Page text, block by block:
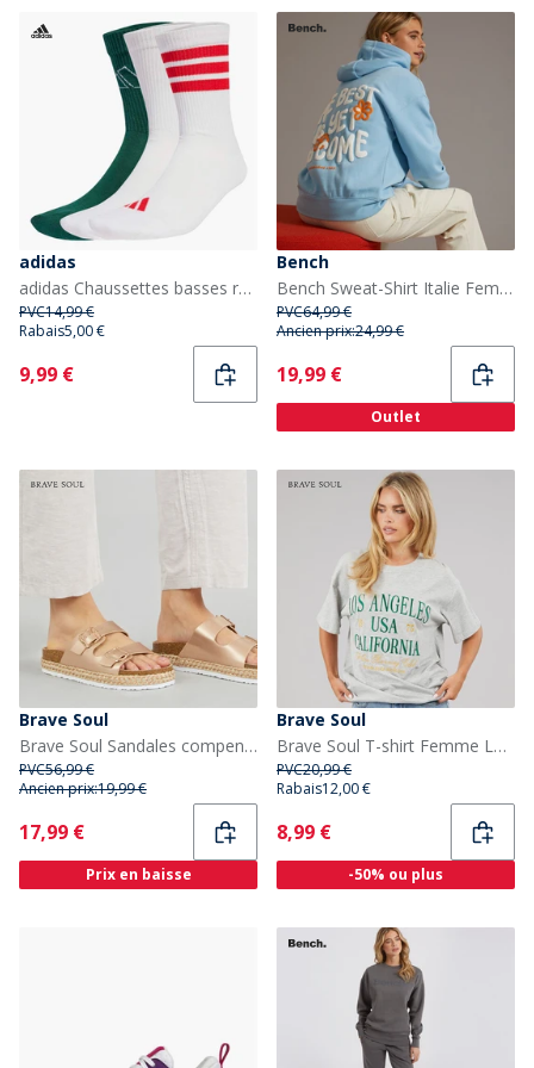
adidas
adidas Chaussettes basses rayées par lot de trois avec logo Blanc/Blanc/Powder Plum
PVC14,99 €
Rabais5,00 €
Current
9,99 €
Bench
Bench Sweat-Shirt Italie Femme Bleu Clair
PVC64,99 €
Ancien prix:24,99 €
Current
19,99 €
Outlet
Brave Soul
Brave Soul Sandales compensées Femme à double boucle Pantha 2 Rose Gold Metallic
PVC56,99 €
Ancien prix:19,99 €
Current
17,99 €
Prix en baisse
Brave Soul
Brave Soul T-shirt Femme Los Angeles Grey Marl/Vert/Gold
PVC20,99 €
Rabais12,00 €
Current
8,99 €
-50% ou plus